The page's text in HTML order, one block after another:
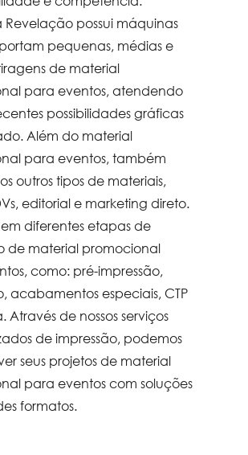
Revelação possui máquinas
pequenas, médias e
de material
para eventos, atendendo
possibilidades gráficas
Além do material
para eventos, também
outros tipos de materiais,
editorial e marketing direto.
diferentes etapas de
de material promocional
, como: pré-impressão,
acabamentos especiais, CTP
Através de nossos serviços
de impressão, podemos
seus projetos de material
para eventos com soluções
formatos.